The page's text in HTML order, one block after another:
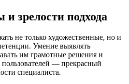
зрелости подхода
не только художественные, но и
Умение выявлять
им грамотные решения и
— прекрасный
специалиста.